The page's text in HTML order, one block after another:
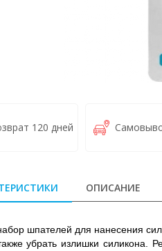
120 дней
ОПИСАНИЕ
шпателей для нанесения
убрать излишки силикона.